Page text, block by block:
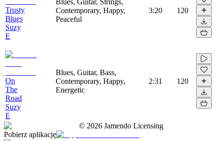
Trusty
Blues
Suzy
E
Contemporary, Happy,
Peaceful
3:20 120
On
The
Road
Suzy
E
Blues, Guitar, Bass,
Contemporary, Happy,
Energetic
2:31 120
© 2026 Jamendo Licensing
Pobierz aplikację